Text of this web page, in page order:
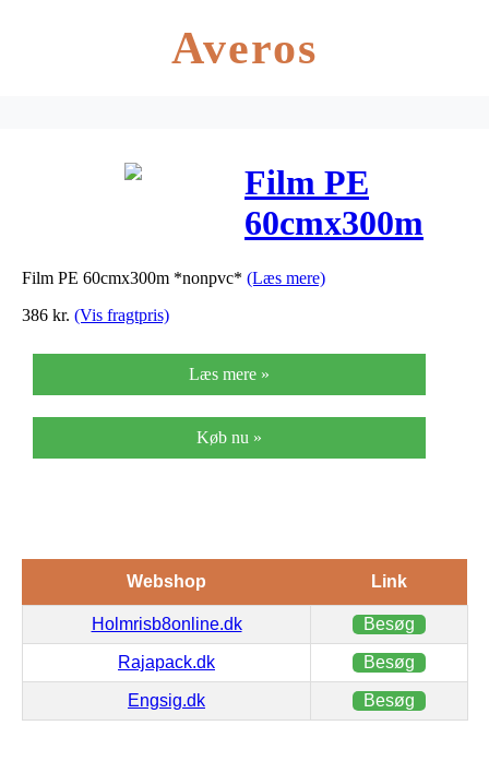
Averos
Film PE
60cmx300m
*nonpvc*
Film PE 60cmx300m *nonpvc* (Læs mere)
386 kr. (Vis fragtpris)
Læs mere »
Køb nu »
Webshop Link
Holmrisb8online.dk Besøg
Rajapack.dk Besøg
Engsig.dk Besøg